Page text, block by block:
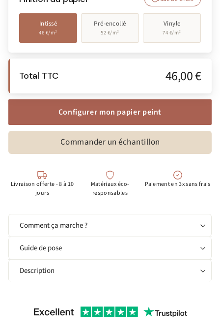
Intissé
46 €/m²
Pré-encollé
52 €/m²
Vinyle
74 €/m²
Total TTC 46,00 €
Configurer mon papier peint
Commander un échantillon
Livraison offerte - 8 à 10
jours
Matériaux éco-
responsables
Paiement en 3x sans frais
Comment ça marche ?
Guide de pose
Description